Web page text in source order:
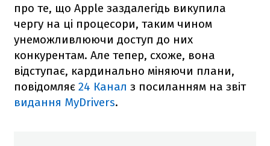
про те, що Apple заздалегідь викупила
чергу на ці процесори, таким чином
унеможливлюючи доступ до них
конкурентам. Але тепер, схоже, вона
відступає, кардинально міняючи плани,
повідомляє 24 Канал з посиланням на звіт
видання MyDrivers.